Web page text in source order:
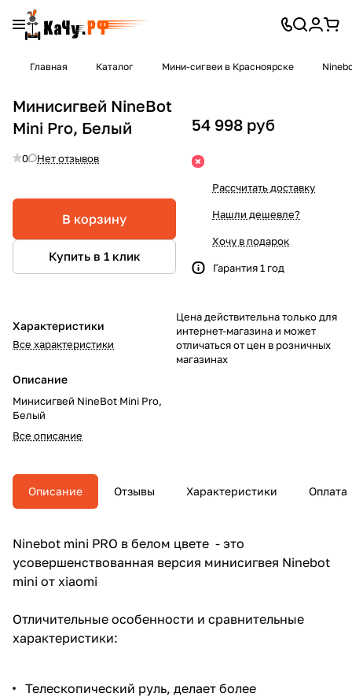
Главная Каталог Мини-сигвеи в Красноярске
Минисигвей NineBot
Mini Pro, Белый
0 Нет отзывов
В корзину
Купить в 1 клик
Характеристики
Все характеристики
Описание
Минисигвей NineBot Mini Pro,
Белый
Все описание
54 998 руб
Рассчитать доставку
Нашли дешевле?
Хочу в подарок
Гарантия 1 год
Цена действительна только для
интернет-магазина и может
отличаться от цен в розничных
магазинах
Описание Отзывы Характеристики Оплата
Ninebot mini PRO в белом цвете - это
усовершенствованная версия минисигвея Ninebot
mini от xiaomi
Отличительные особенности и сравнительные
характеристики:
Телескопический руль, делает более